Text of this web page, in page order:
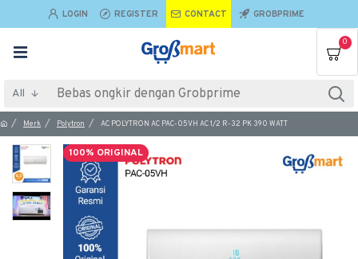
LOGIN REGISTER CONTACT GROBPRIME
0
All
Merk Polytron AC POLYTRON AC PAC-05VH AC 1/2 R-32 PK 390 WATT
100% ORIGINAL